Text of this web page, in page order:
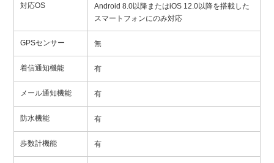
対応OS
Android 8.0以降またはiOS 12.0以降を搭載した
スマートフォンにのみ対応
GPSセンサー 無
着信通知機能 有
メール通知機能 有
防水機能 有
歩数計機能 有